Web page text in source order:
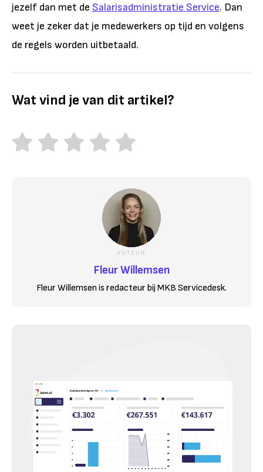
jezelf dan met de Salarisadministratie Service. Dan
weet je zeker dat je medewerkers op tijd en volgens
de regels worden uitbetaald.
Wat vind je van dit artikel?
AUTEUR
Fleur Willemsen
Fleur Willemsen is redacteur bij MKB Servicedesk.